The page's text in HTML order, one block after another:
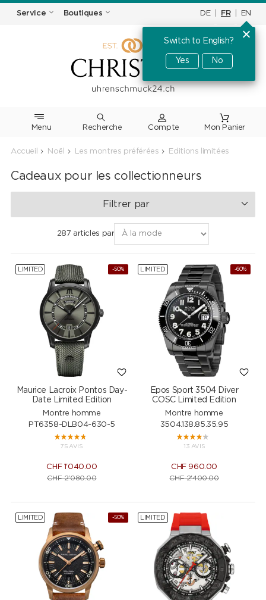
Service Boutiques DE FR EN
Switch to English?
Yes No
Menu Recherche
Accueil Noël Les montres préférées Editions limitées
Cadeaux pour les collectionneurs
Filtrer par
287 articles par
-50%
LIMITED
Maurice Lacroix Pontos Day-
Date Limited Edition
Montre homme
PT6358-DLB04-630-5
75 AVIS
CHF 1'040.00
CHF2'080.00
-60%
LIMITED
Epos Sport 3504 Diver
COSC Limited Edition
Montre homme
3504.138.85.35.95
13 AVIS
CHF 960.00
CHF2'400.00
-50%
LIMITED LIMITED